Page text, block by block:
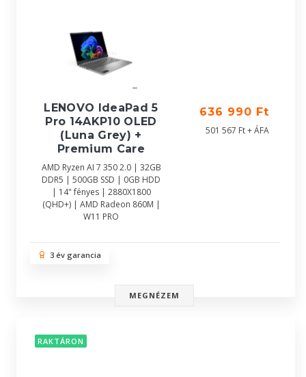
LENOVO IdeaPad 5
Pro 14AKP10 OLED
(Luna Grey) +
Premium Care
AMD Ryzen AI 7 350 2.0 | 32GB
DDR5 | 500GB SSD | 0GB HDD
| 14" fényes | 2880X1800
(QHD+) | AMD Radeon 860M |
W11 PRO
636 990 Ft
501 567 Ft + ÁFA
3 év garancia
MEGNÉZEM
RAKTÁRON